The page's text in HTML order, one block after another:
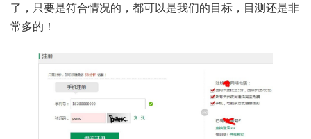
了，只要是符合情况的，都可以是我们的目标，目测还是非
常多的！